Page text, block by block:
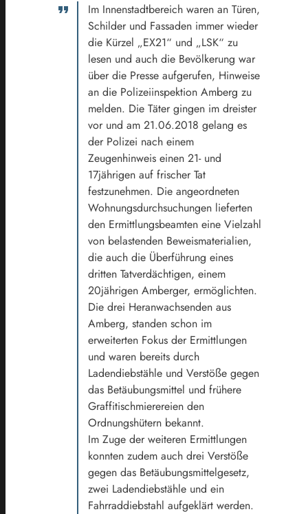
Im Innenstadtbereich waren an Türen,
Schilder und Fassaden immer wieder
die Kürzel „EX21“ und „LSK“ zu
lesen und auch die Bevölkerung war
über die Presse aufgerufen, Hinweise
an die Polizeiinspektion Amberg zu
melden. Die Täter gingen im dreister
vor und am 21.06.2018 gelang es
der Polizei nach einem
Zeugenhinweis einen 21- und
17jährigen auf frischer Tat
festzunehmen. Die angeordneten
Wohnungsdurchsuchungen lieferten
den Ermittlungsbeamten eine Vielzahl
von belastenden Beweismaterialien,
die auch die Überführung eines
dritten Tatverdächtigen, einem
20jährigen Amberger, ermöglichten.
Die drei Heranwachsenden aus
Amberg, standen schon im
erweiterten Fokus der Ermittlungen
und waren bereits durch
Ladendiebstähle und Verstöße gegen
das Betäubungsmittel und frühere
Graffitischmierereien den
Ordnungshütern bekannt.
Im Zuge der weiteren Ermittlungen
konnten zudem auch drei Verstöße
gegen das Betäubungsmittelgesetz,
zwei Ladendiebstähle und ein
Fahrraddiebstahl aufgeklärt werden.